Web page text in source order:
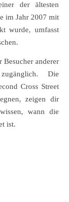
der ältesten
im Jahr 2007 mit
wurde, umfasst
Besucher anderer
Die
Cross Street
zeigen dir
wann die
ist.